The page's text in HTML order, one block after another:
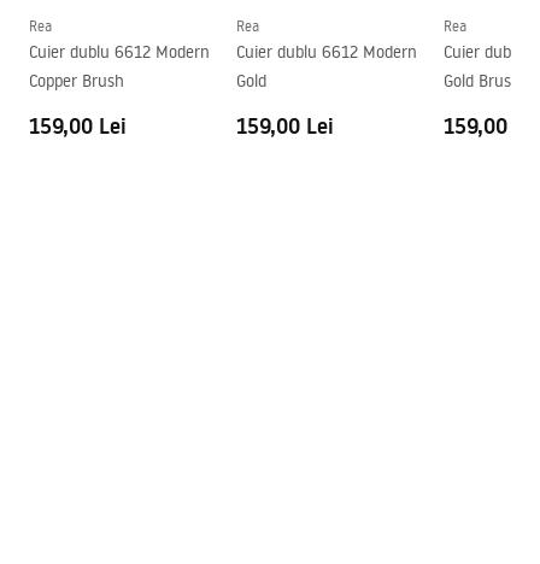
Rea
Cuier dublu 6612 Modern
Copper Brush
159,00 Lei
Rea
Cuier dublu 6612 Modern
Gold
159,00 Lei
Rea
Cuier dublu
Gold Brush
159,00 Lei